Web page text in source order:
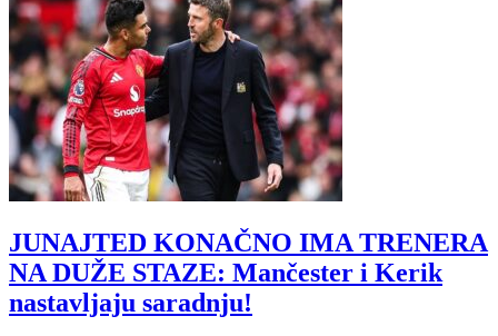
JUNAJTED KONAČNO IMA TRENERA
NA DUŽE STAZE: Mančester i Kerik
nastavljaju saradnju!